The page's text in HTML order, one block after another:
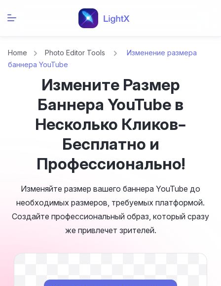
Home Photo Editor Tools
Изменение размера
баннера YouTube
Измените Размер
Баннера YouTube в
Несколько Кликов–
Бесплатно и
Профессионально!
Изменяйте размер вашего баннера YouTube до
необходимых размеров, требуемых платформой.
Создайте профессиональный образ, который сразу
же привлечет зрителей.